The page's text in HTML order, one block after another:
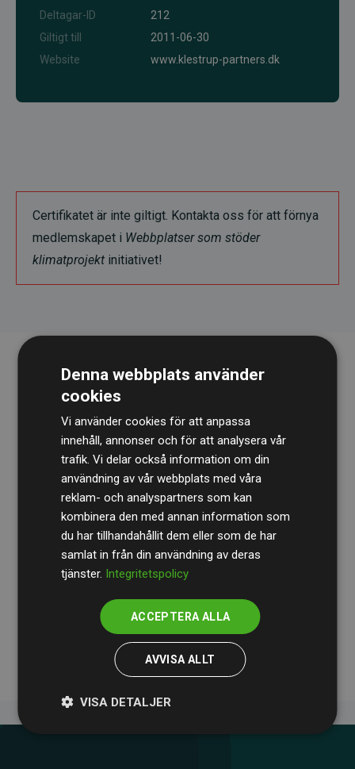
Deltagar-ID
212
Giltigt till
2011-06-30
Website
www.klestrup-partners.dk
Certifikatet är inte giltigt. Kontakta oss för att förnya
medlemskapet i Webbplatser som stöder
klimatprojekt initiativet!
RevisionsbyrånBDOgranskar kontinuerligt våra
beräkningar och vår metod för att säkerställa
transparens och tillförlitlighet.
Deras granskning visar att våra investeringar i
klimatprojekt i genomsnitt kompenserar för
de beräknade CO₂-utsläppenfrån
medlemswebbplatser – ett tydligt bevis på att vårt
arbetssätt ger mätbar klimatnytta.
Denna webbplats använder
cookies
Vi använder cookies för att anpassa
innehåll, annonser och för att analysera vår
trafik. Vi delar också information om din
användning av vår webbplats med våra
reklam- och analyspartners som kan
kombinera den med annan information som
du har tillhandahållit dem eller som de har
samlat in från din användning av deras
tjänster. Integritetspolicy
ACCEPTERA ALLA
AVVISA ALLT
VISA DETALJER